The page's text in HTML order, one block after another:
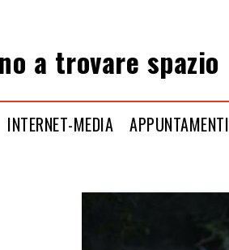
a trovare spazio
INTERNET-MEDIA APPUNTAMENTI